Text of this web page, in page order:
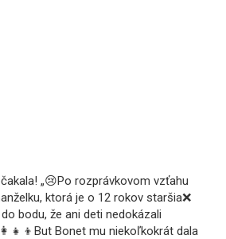
„😢Po rozprávkovom vzťahu
ktorá je o 12 rokov staršia❌
do bodu, že ani deti nedokázali
Bonet mu niekoľkokrát dala